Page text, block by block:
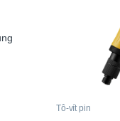
Tô-vít pin